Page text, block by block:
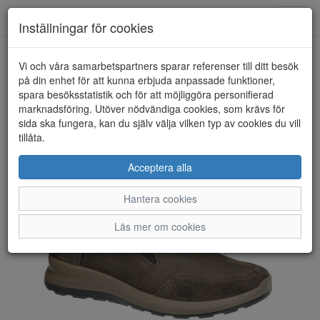
HEM LONGO
Inställningar för cookies
Vi och våra samarbetspartners sparar referenser till ditt besök
på din enhet för att kunna erbjuda anpassade funktioner,
spara besöksstatistik och för att möjliggöra personifierad
marknadsföring. Utöver nödvändiga cookies, som krävs för
sida ska fungera, kan du själv välja vilken typ av cookies du vill
tillåta.
Acceptera alla
Hantera cookies
Läs mer om cookies